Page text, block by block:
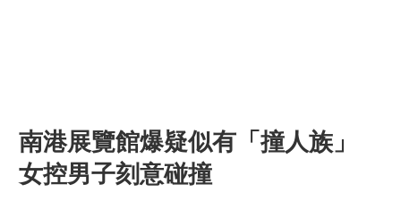
南港展覽館爆疑似有「撞人族」
女控男子刻意碰撞